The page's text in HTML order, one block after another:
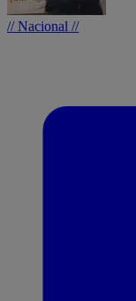
// Nacional //